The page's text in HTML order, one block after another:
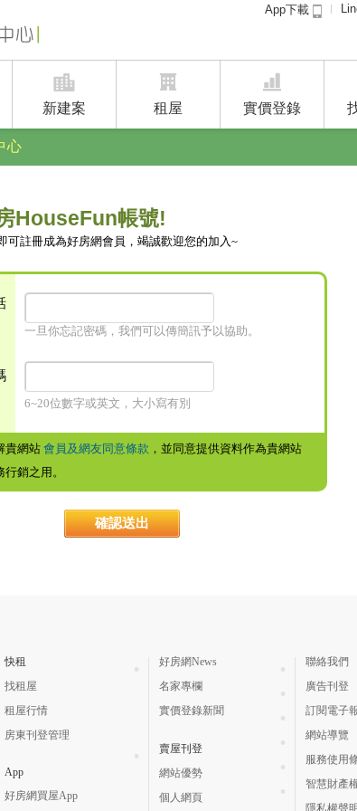
App下載
新建案 租屋 實價登錄
心
HouseFun帳號!
可註冊成為好房網會員，竭誠歡迎您的加入~
一旦你忘記密碼，我們可以傳簡訊予以協助。
6~20位數字或英文，大小寫有別
貴網站 會員及網友同意條款 ，並同意提供資料作為貴網站
銷之用。
快租
找租屋
租屋行情
房東刊登管理
App
好房網買屋App
好房網News
名家專欄
實價登錄新聞
賣屋刊登
網站優勢
個人網頁
聯絡我們
廣告刊登
訂閱電子
網站導覽
服務使用
智慧財產
隱私權聲